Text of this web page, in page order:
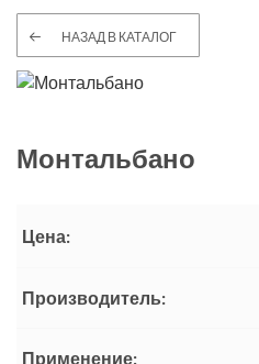
НАЗАД В КАТАЛОГ
Монтальбано
Цена:
Производитель:
Применение: